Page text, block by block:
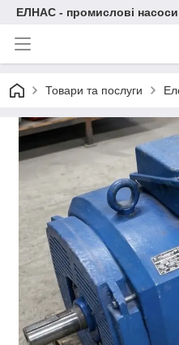
ЕЛНАС - промислові насоси
Товари та послуги